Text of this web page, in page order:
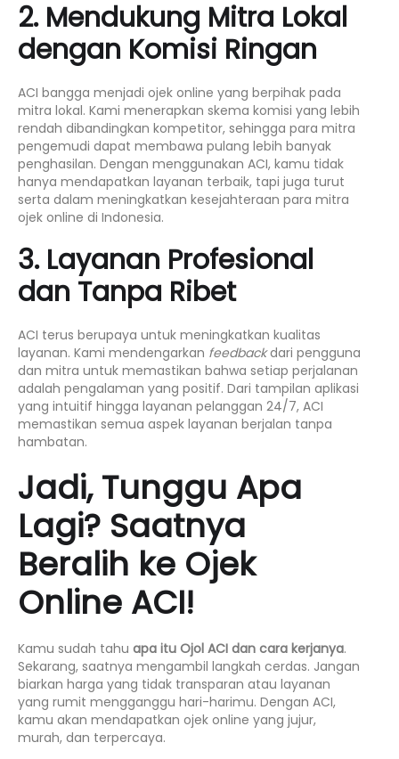
2. Mendukung Mitra Lokal
dengan Komisi Ringan
ACI bangga menjadi ojek online yang berpihak pada
mitra lokal. Kami menerapkan skema komisi yang lebih
rendah dibandingkan kompetitor, sehingga para mitra
pengemudi dapat membawa pulang lebih banyak
penghasilan. Dengan menggunakan ACI, kamu tidak
hanya mendapatkan layanan terbaik, tapi juga turut
serta dalam meningkatkan kesejahteraan para mitra
ojek online di Indonesia.
3. Layanan Profesional
dan Tanpa Ribet
ACI terus berupaya untuk meningkatkan kualitas
layanan. Kami mendengarkan feedbackdari pengguna
dan mitra untuk memastikan bahwa setiap perjalanan
adalah pengalaman yang positif. Dari tampilan aplikasi
yang intuitif hingga layanan pelanggan 24/7, ACI
memastikan semua aspek layanan berjalan tanpa
hambatan.
Jadi, Tunggu Apa
Lagi? Saatnya
Beralih ke Ojek
Online ACI!
Kamu sudah tahu apa itu Ojol ACI dan cara kerjanya.
Sekarang, saatnya mengambil langkah cerdas. Jangan
biarkan harga yang tidak transparan atau layanan
yang rumit mengganggu hari-harimu. Dengan ACI,
kamu akan mendapatkan ojek online yang jujur,
murah, dan terpercaya.